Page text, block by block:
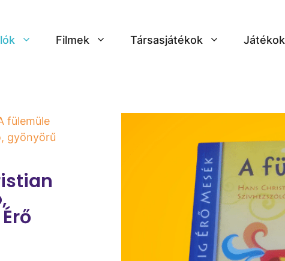
Filmek Társasjátékok Játékok
fülemüle
gyönyörű